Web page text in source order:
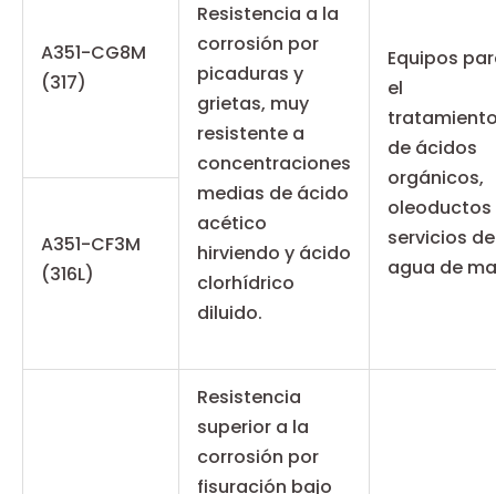
A351-CG8M
(317)
Resistencia a la
corrosión por
picaduras y
grietas, muy
resistente a
concentraciones
medias de ácido
acético
hirviendo y ácido
clorhídrico
diluido.
Equipos
el
de ácidos
orgánicos,
oleoductos
servicios de
agua de
A351-CF3M
(316L)
Resistencia
superior a la
corrosión por
fisuración bajo